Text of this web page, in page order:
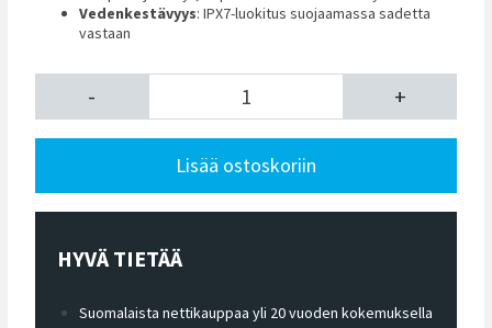
Vedenkestävyys: IPX7-luokitus suojaamassa sadetta
vastaan
- +
Lisää ostoskoriin
HYVÄ TIETÄÄ
Suomalaista nettikauppaa yli 20 vuoden kokemuksella